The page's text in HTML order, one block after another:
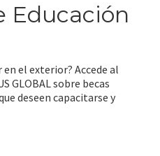
Educación
el exterior? Accede al
GLOBAL sobre becas
deseen capacitarse y